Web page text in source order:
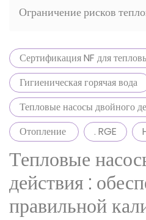
Ограничение рисков
Сертификация NF для
Гигиеническая горячая вода
Тепловые насосы двойного
Отопление
. RGE
Тепловые
действия :
правильной